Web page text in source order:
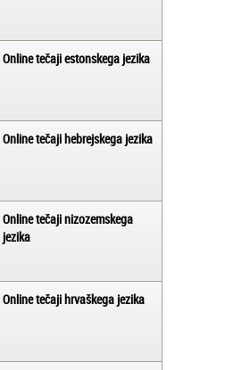
Online tečaji estonskega jezika
Online tečaji hebrejskega jezika
Online tečaji nizozemskega
jezika
Online tečaji hrvaškega jezika